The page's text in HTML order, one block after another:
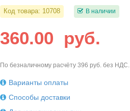
Код товара: 10708 В наличии
360.00 руб.
По безналичному расчёту 396 руб. без НДС.
Варианты оплаты
Способы доставки